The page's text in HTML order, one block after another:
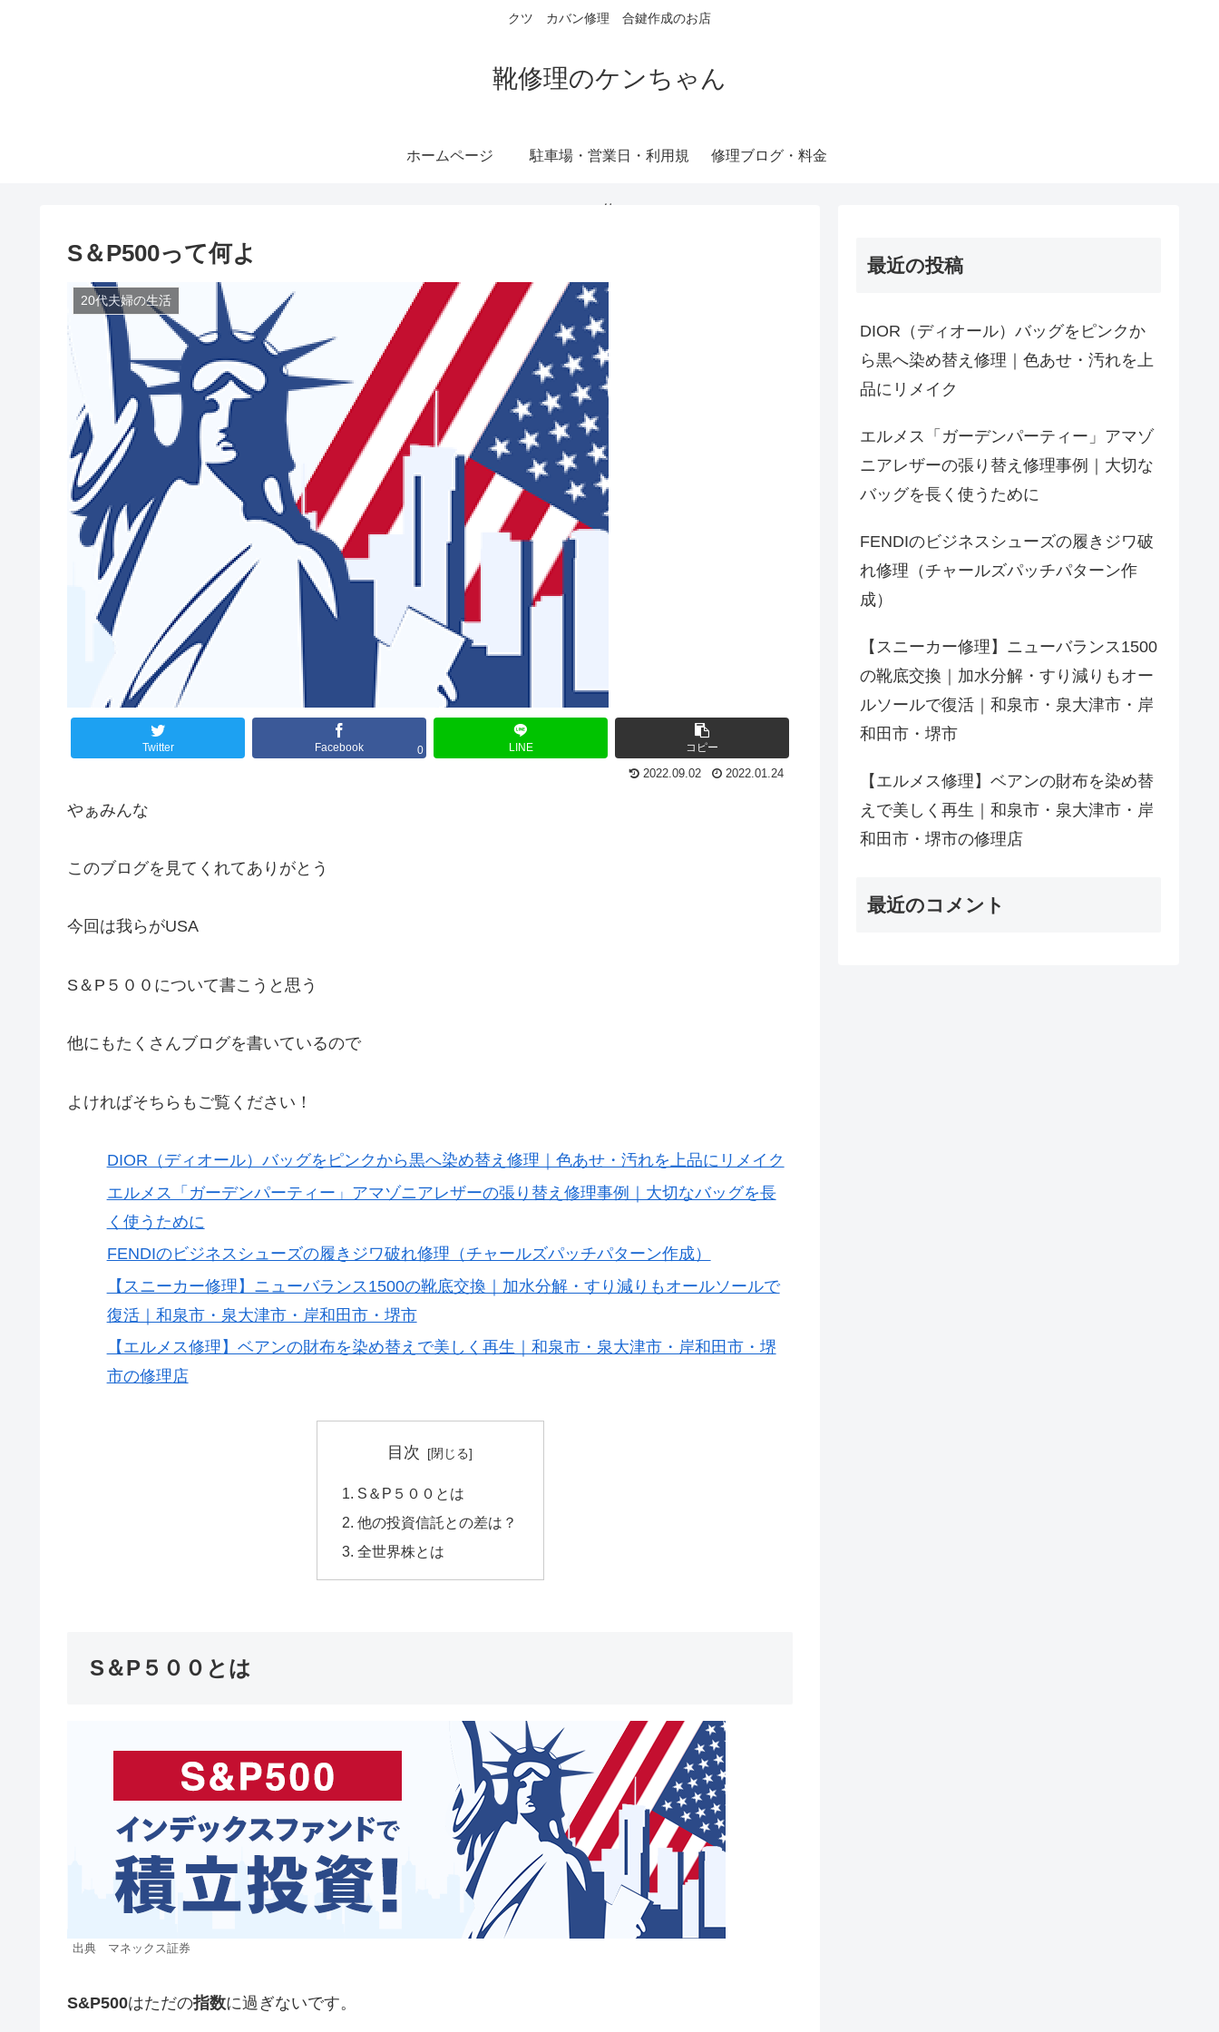
クツ カバン修理 合鍵作成のお店
靴修理のケンちゃん
ホームページ 駐車場・営業日・利用規
約
修理ブログ・料金
S＆P500って何よ
20代夫婦の生活
Twitter Facebook 0 LINE コピー
2022.09.02 2022.01.24
やぁみんな
このブログを見てくれてありがとう
今回は我らがUSA
S＆P５００について書こうと思う
他にもたくさんブログを書いているので
よければそちらもご覧ください！
DIOR（ディオール）バッグをピンクから黒へ染め替え修理｜色あせ・汚れを上品にリメイク
エルメス「ガーデンパーティー」アマゾニアレザーの張り替え修理事例｜大切なバッグを長
く使うために
FENDIのビジネスシューズの履きジワ破れ修理（チャールズパッチパターン作成）
【スニーカー修理】ニューバランス1500の靴底交換｜加水分解・すり減りもオールソールで
復活｜和泉市・泉大津市・岸和田市・堺市
【エルメス修理】ベアンの財布を染め替えで美しく再生｜和泉市・泉大津市・岸和田市・堺
市の修理店
目次
S＆P５００とは
他の投資信託との差は？
全世界株とは
S＆P５００とは
出典 マネックス証券
S&P500はただの指数に過ぎないです。
最近の投稿
DIOR（ディオール）バッグをピンクか
ら黒へ染め替え修理｜色あせ・汚れを上
品にリメイク
エルメス「ガーデンパーティー」アマゾ
ニアレザーの張り替え修理事例｜大切な
バッグを長く使うために
FENDIのビジネスシューズの履きジワ破
れ修理（チャールズパッチパターン作
成）
【スニーカー修理】ニューバランス1500
の靴底交換｜加水分解・すり減りもオー
ルソールで復活｜和泉市・泉大津市・岸
和田市・堺市
【エルメス修理】ベアンの財布を染め替
えで美しく再生｜和泉市・泉大津市・岸
和田市・堺市の修理店
最近のコメント